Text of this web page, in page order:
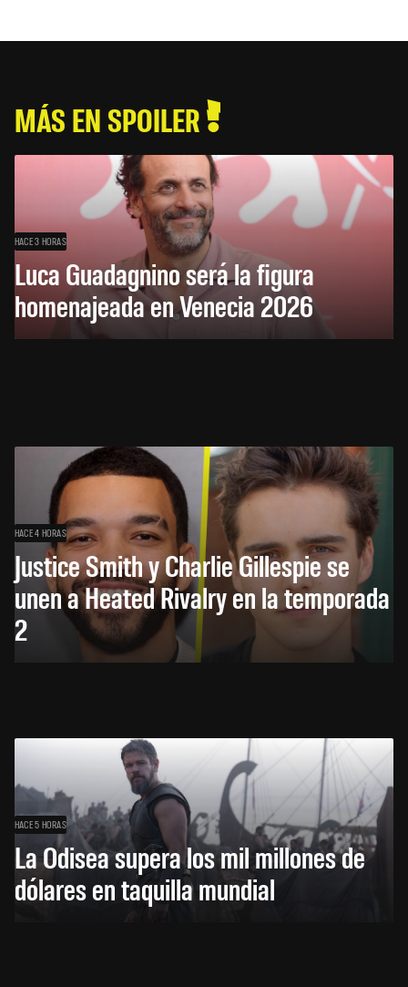
MÁS EN SPOILER
HACE 3 HORAS
Luca Guadagnino será la figura
homenajeada en Venecia 2026
HACE 4 HORAS
Justice Smith y Charlie Gillespie se
unen a Heated Rivalry en la temporada
2
HACE 5 HORAS
La Odisea supera los mil millones de
dólares en taquilla mundial